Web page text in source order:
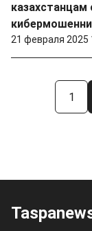
казахстанцам
21 февраля 2025
1